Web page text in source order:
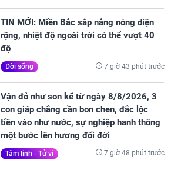
TIN MỚI: Miền Bắc sắp nắng nóng diện
rộng, nhiệt độ ngoài trời có thể vượt 40
độ
Đời sống 7 giờ 43 phút trước
Vận đỏ như son kể từ ngày 8/8/2026, 3
con giáp chẳng cần bon chen, đắc lộc
tiền vào như nước, sự nghiệp hanh thông
một bước lên hương đổi đời
Tâm linh - Tử vi 7 giờ 48 phút trước